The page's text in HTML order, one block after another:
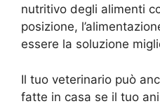
nutritivo degli alimenti
posizione,
essere la soluzione
Il tuo veterinario può
fatte in casa se il tuo